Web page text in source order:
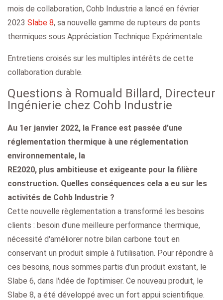
mois de collaboration, Cohb Industrie a lancé en février
2023 Slabe 8, sa nouvelle gamme de rupteurs de ponts
thermiques sous Appréciation Technique Expérimentale.
Entretiens croisés sur les multiples intérêts de cette
collaboration durable.
Questions à Romuald Billard, Directeur
Ingénierie chez Cohb Industrie
Au 1er janvier 2022, la France est passée d’une
réglementation thermique à une réglementation
environnementale, la
RE2020, plus ambitieuse et exigeante pour la filière
construction. Quelles conséquences cela a eu sur les
activités de Cohb Industrie ?
Cette nouvelle règlementation a transformé les besoins
clients : besoin d’une meilleure performance thermique,
nécessité d'améliorer notre bilan carbone tout en
conservant un produit simple à l’utilisation. Pour répondre à
ces besoins, nous sommes partis d’un produit existant, le
Slabe 6, dans l'idée de l’optimiser. Ce nouveau produit, le
Slabe 8, a été développé avec un fort appui scientifique.